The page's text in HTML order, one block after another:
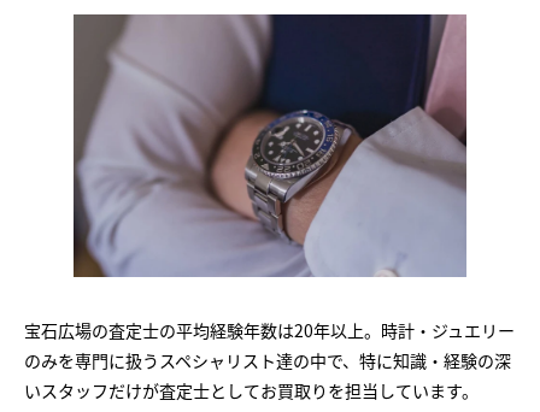
宝石広場の査定士の平均経験年数は20年以上。時計・ジュエリー
のみを専門に扱うスペシャリスト達の中で、特に知識・経験の深
いスタッフだけが査定士としてお買取りを担当しています。